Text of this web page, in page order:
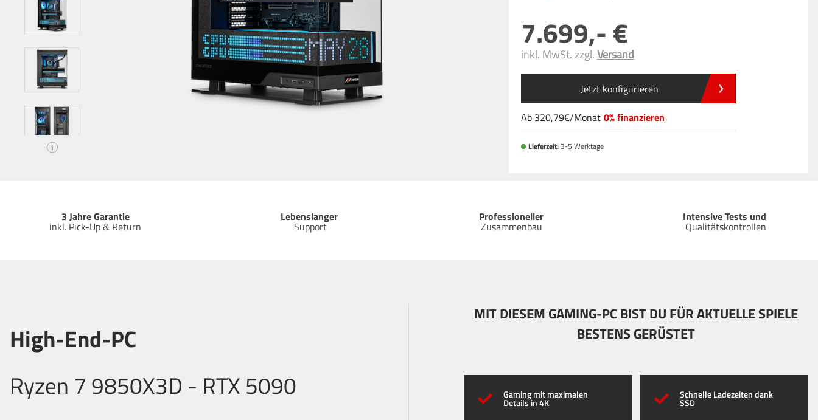
i
7.699,-
inkl. MwSt. zzgl.Versand
Jetzt konfigurieren
Ab 320,79 /Monat 0% finanzieren
Lieferzeit:3-5 Werktage
3 Jahre Garantie
inkl. Pick-Up & Return
Lebenslanger
Support
Professioneller
Zusammenbau
Intensive Tests und
Qualitätskontrollen
High-End-PC
Ryzen 7 9850X3D - RTX 5090
MIT DIESEM GAMING-PC BIST DU FÜR AKTUELLE SPIELE
BESTENS GERÜSTET
Gaming mit maximalen
Details in 4K
Schnelle Ladezeiten dank
SSD